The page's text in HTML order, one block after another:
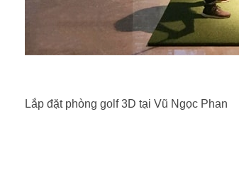
Lắp đặt phòng golf 3D tại Vũ Ngọc Phan